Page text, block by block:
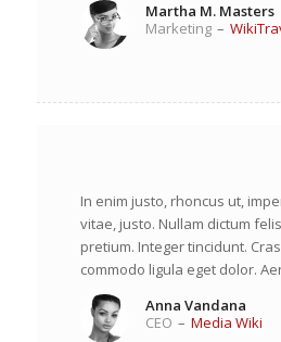
Martha M. Masters
Marketing –
In enim justo, rhoncus ut,
vitae, justo. Nullam dictum
pretium. Integer tincidunt.
commodo ligula eget dolor.
Anna Vandana
CEO – Media Wiki